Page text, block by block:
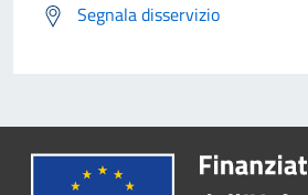
Segnala disservizio